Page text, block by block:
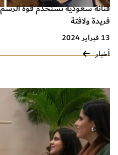
فنانة سعودية تستخدم قوة
فريدة ولافتة
13 فبراير 2024
أخبار